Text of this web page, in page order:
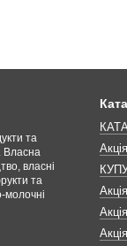
та
Власна
власні
та
молочні